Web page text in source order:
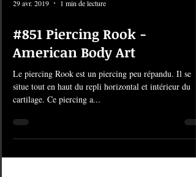
#851 Piercing Rook -
American Body Art
Le piercing Rook est un piercing peu répandu. Il se
situe tout en haut du repli horizontal et intérieur du
cartilage. Ce piercing a...